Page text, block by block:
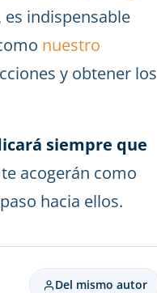
indispensable
nuestro
y obtener los
siempre que
acogerán como
hacia ellos.
Del mismo autor